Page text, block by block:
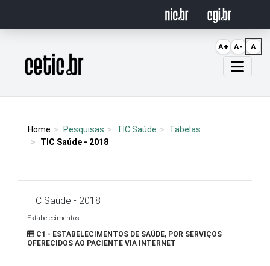
Página inicial
Home Pesquisas TIC Saúde
Tabelas
TIC Saúde - 2018
TIC Saúde - 2018
Estabelecimentos
C1 - ESTABELECIMENTOS DE SAÚDE, POR SERVIÇOS
OFERECIDOS AO PACIENTE VIA INTERNET
A+ A- A